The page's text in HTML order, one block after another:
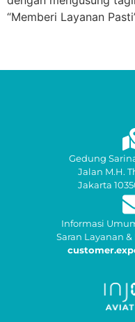
“Memberi Layanan
Gedung
Jalan M.H.
Jakarta
Informasi
Saran Layanan